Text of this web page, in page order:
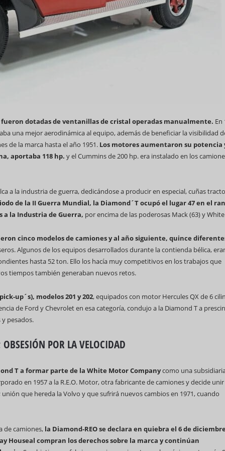
dotadas de ventanillas de cristal operadas manualmente. En
una mejor aerodinámica al equipo, además de beneficiar la visibilidad
de la marca hasta el año 1951. Los motores aumentaron su potencia
aportaba 118 hp. y el Cummins de 200 hp. era instalado en los
a la industria de guerra, dedicándose a producir en especial, cuñas
de la II Guerra Mundial, la Diamond´T ocupó el lugar 47 en el
a la Industria de Guerra, por encima de las poderosas Mack (63) y
cinco modelos de camiones y al año siguiente, quince
Algunos de los equipos desarrollados durante la contienda bélica,
hasta 52 ton. Ello los hacía muy competitivos en los trabajos que
tiempos también generaban nuevos retos.
up´s), modelos 201 y 202, equipados con motor Hercules QX de 6
de Ford y Chevrolet en esa categoría, condujo a la Diamond T a
pesados.
POR LA VELOCIDAD
T a formar parte de la White Motor Companycomo una
en 1957 a la R.E.O. Motor, otra fabricante de camiones y decide unir
unión que hereda la Volvo y que sufrirá nuevos cambios en 1971, cuando
de camiones, la Diamond-REO se declara en quiebra el 6 de
Houseal compran los derechos sobre la marca y continúan